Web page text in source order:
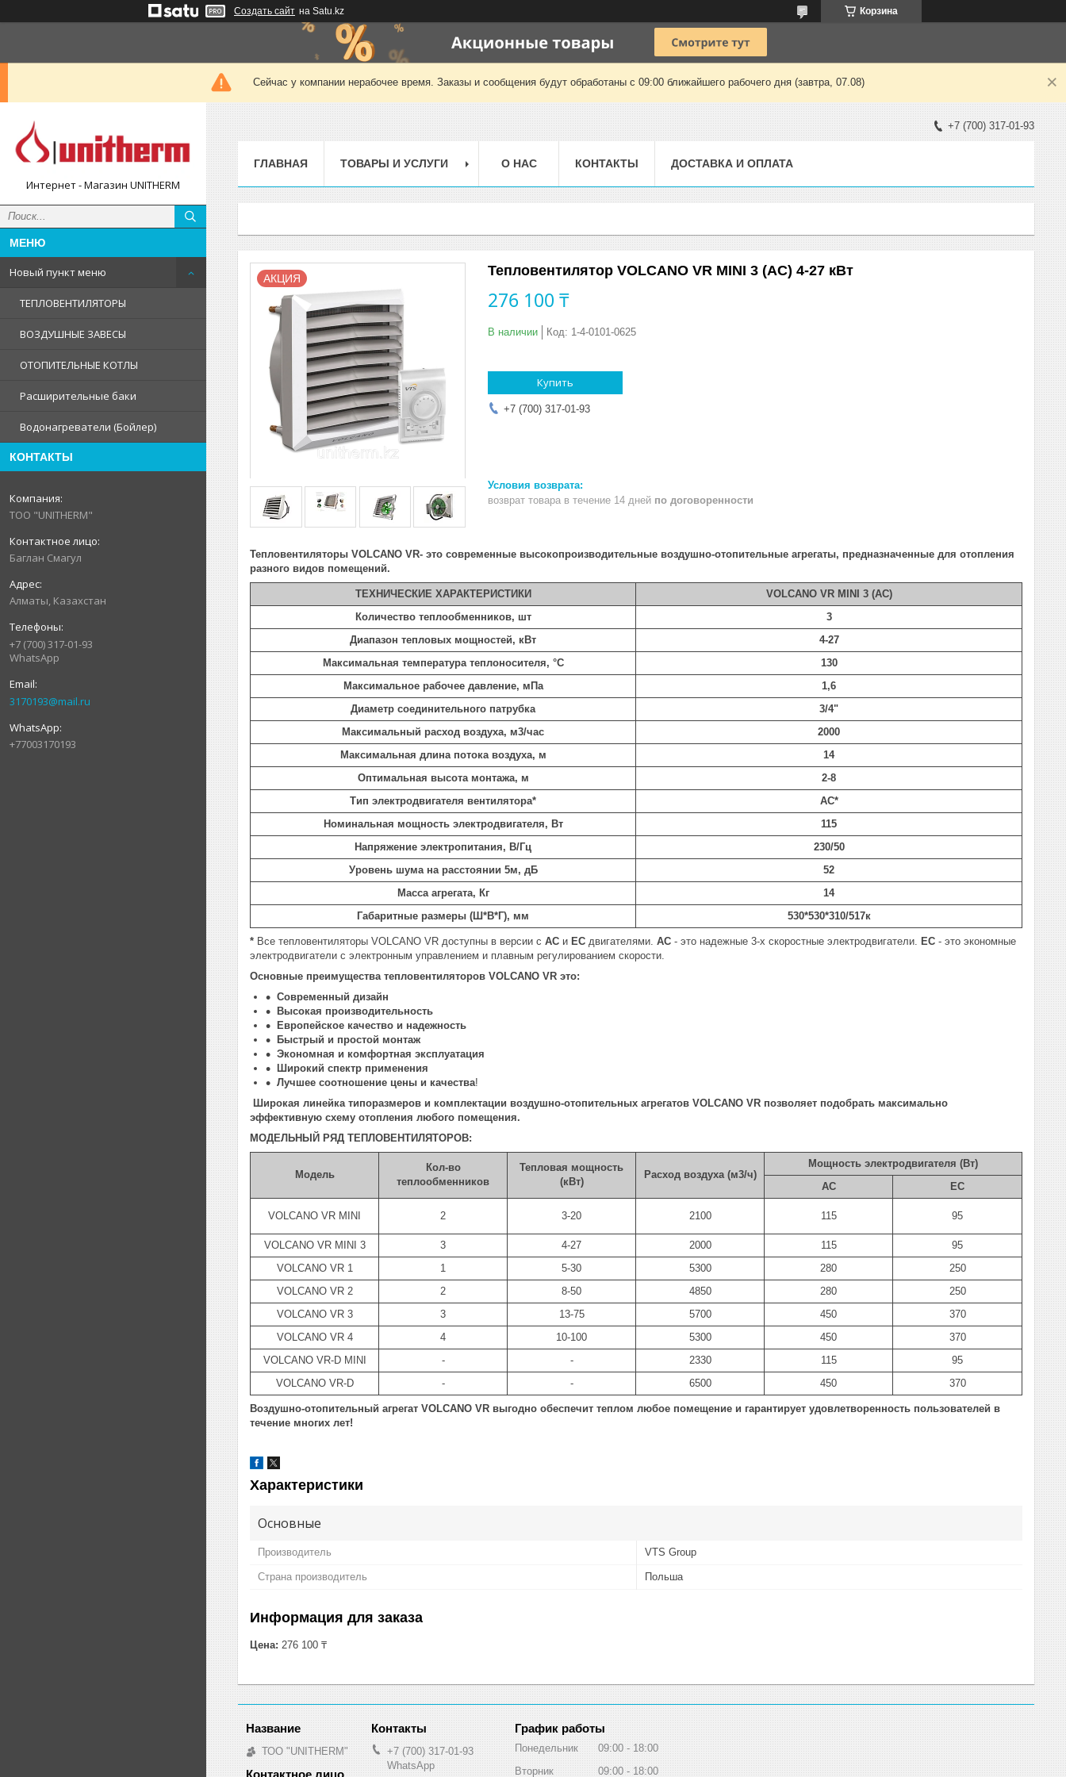
Создать сайт на Satu.kz Корзина
Сейчас у компании нерабочее время. Заказы и сообщения будут обработаны с 09:00 ближайшего рабочего дня (завтра, 07.08)
Интернет - Магазин UNITHERM
Новый пункт меню
ТЕПЛОВЕНТИЛЯТОРЫ
ВОЗДУШНЫЕ ЗАВЕСЫ
ОТОПИТЕЛЬНЫЕ КОТЛЫ
Расширительные баки
Водонагреватели (Бойлер)
КОНТАКТЫ
ТОО "UNITHERM"
Баглан Смагул
Алматы, Казахстан
+7 (700) 317-01-93
WhatsApp
3170193@mail.ru
+77003170193
+7 (700) 317-01-93
ГЛАВНАЯ ТОВАРЫ И УСЛУГИ О НАС КОНТАКТЫ ДОСТАВКА И ОПЛАТА
АКЦИЯ Тепловентилятор VOLCANO VR MINI 3 (AC) 4-27 кВт
276 100 ₸
В наличии Код: 1-4-0101-0625
Купить
+7 (700) 317-01-93
возврат товара в течение 14 дней по договоренности
Тепловентиляторы VOLCANO VR- это современные высокопроизводительные воздушно-отопительные агрегаты, предназначенные для отопления
разного видов помещений.
ТЕХНИЧЕСКИЕ ХАРАКТЕРИСТИКИ VOLCANO VR MINI 3 (AC)
Количество теплообменников, шт
3
Диапазон тепловых мощностей, кВт
4-27
Максимальная температура теплоносителя, °С
130
Максимальное рабочее давление, мПа
1,6
Диаметр соединительного патрубка
3/4"
Максимальный расход воздуха, м3/час
2000
Максимальная длина потока воздуха, м
14
Оптимальная высота монтажа, м
2-8
Тип электродвигателя вентилятора*
АС*
Номинальная мощность электродвигателя, Вт
115
Напряжение электропитания, В/Гц
230/50
Уровень шума на расстоянии 5м, дБ
52
Масса агрегата, Кг
14
Габаритные размеры (Ш*В*Г), мм
530*530*310/517к
* Все тепловентиляторы VOLCANO VR доступны в версии с AC и EC двигателями. ​ AC - это надежные 3-х скоростные электродвигатели. ЕС - это экономные
электродвигатели с электронным управлением и плавным регулированием скорости.
Основные преимущества тепловентиляторов VOLCANO VR это:
Современный дизайн
Высокая производительность
Европейское качество и надежность
Быстрый и простой монтаж
Экономная и комфортная эксплуатация
Широкий спектр применения
Лучшее соотношение цены и качества!
Широкая линейка типоразмеров и комплектации воздушно-отопительных агрегатов VOLCANO VR позволяет подобрать максимально
эффективную схему отопления любого помещения.
МОДЕЛЬНЫЙ РЯД ТЕПЛОВЕНТИЛЯТОРОВ:
Модель
Кол-во
теплообменников
Тепловая мощность
(кВт)
Расход воздуха (м3/ч)
Мощность электродвигателя (Вт)
АС
ЕС
VOLCANO VR MINI 2 3-20 2100 115 95
VOLCANO VR MINI 3 3 4-27 2000 115
95
VOLCANO VR 1
1 5-30 5300 280
250
VOLCANO VR 2
2 8-50 4850 280
250
VOLCANO VR 3
3 13-75 5700 450
370
VOLCANO VR 4
4 10-100 5300 450
370
VOLCANO VR-D MINI
- - 2330 115
95
VOLCANO VR-D
- - 6500 450 370
Воздушно-отопительный агрегат VOLCANO VR выгодно обеспечит теплом любое помещение и гарантирует удовлетворенность пользователей в
течение многих лет!
Характеристики
Основные
Производитель VTS Group
Страна производитель Польша
Информация для заказа
Цена: 276 100 ₸
ТОО "UNITHERM"
+7 (700) 317-01-93
WhatsApp
График работы
Понедельник 09:00
18:00
Вторник
09:00 18:00